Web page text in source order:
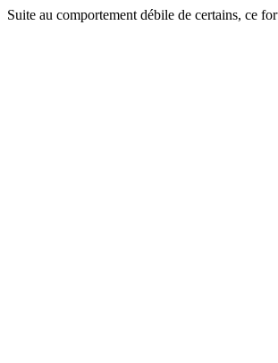
Suite au comportement débile de certains, ce